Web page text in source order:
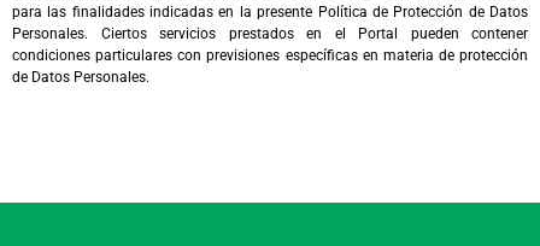
para las finalidades indicadas en la presente Política de Protección de Datos
Personales. Ciertos servicios prestados en el Portal pueden contener
condiciones particulares con previsiones específicas en materia de protección
de Datos Personales.